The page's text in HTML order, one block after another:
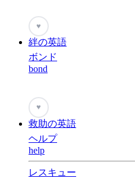
♥
絆の英語
ボンド
bond
♥
救助の英語
ヘルプ
help
レスキュー